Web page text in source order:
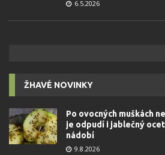
6.5.2026
ŽHAVÉ NOVINKY
Po ovocných muškách
je odpudí i jablečný
nádobí
9.8.2026